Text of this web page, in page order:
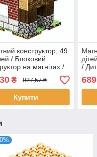
конструктор, 49
/ Блоковий
на магнітах /
для дітей
₴ 927,57 ₴
Купити
/